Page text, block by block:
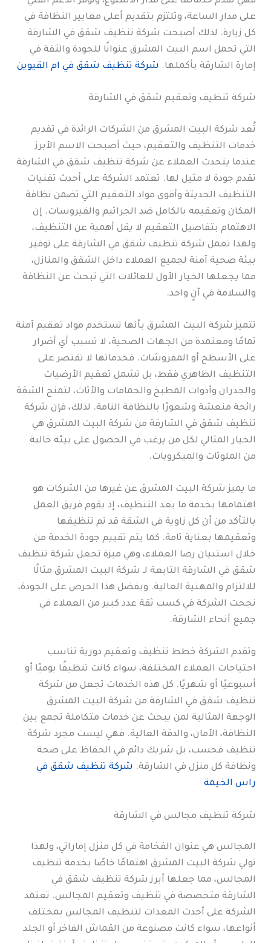
على مدار الساعة، وتلتزم بتقديم أعلى معايير النظافة في
كل زيارة. لذلك أصبحت شركة تنظيف شقق في الشارقة
التي تحمل اسم البيت المشرق عنوانًا للجودة والثقة في
إمارة الشارقة بأكملها. شركة تنظيف شقق في ام القيوين
شركة تنظيف وتعقيم شقق في الشارقة
تُعد شركة البيت المشرق من الشركات الرائدة في تقديم
خدمات التنظيف والتعقيم، حيث أصبحت الاسم الأبرز
عندما يتحدث العملاء عن شركة تنظيف شقق في الشارقة
تقدم جودة لا مثيل لها. تعتمد الشركة على أحدث تقنيات
التنظيف الحديثة وأقوى مواد التعقيم التي تضمن نظافة
المكان وتعقيمه بالكامل ضد الجراثيم والفيروسات. إن
الاهتمام بتفاصيل التعقيم لا يقل أهمية عن التنظيف،
ولهذا تعمل شركة تنظيف شقق في الشارقة على توفير
بيئة صحية آمنة لجميع العملاء داخل الشقق والمنازل،
مما يجعلها الخيار الأول للعائلات التي تبحث عن النظافة
والسلامة في آنٍ واحد.
تتميز شركة البيت المشرق بأنها تستخدم مواد تعقيم آمنة
تمامًا ومعتمدة من الجهات الصحية، لا تسبب أي أضرار
على الأسطح أو المفروشات. فخدماتها لا تقتصر على
التنظيف الظاهري فقط، بل تشمل تعقيم الأرضيات
والجدران وأدوات المطبخ والحمامات والأثاث، لتمنح الشقة
رائحة منعشة وشعورًا بالنظافة التامة. لذلك، فإن شركة
تنظيف شقق في الشارقة من شركة البيت المشرق هي
الخيار المثالي لكل من يرغب في الحصول على بيئة خالية
من الملوثات والميكروبات.
ما يميز شركة البيت المشرق عن غيرها من الشركات هو
اهتمامها بخدمة ما بعد التنظيف، إذ يقوم فريق العمل
بالتأكد من أن كل زاوية في الشقة قد تم تنظيفها
وتعقيمها بعناية تامة. كما يتم تقييم جودة الخدمة من
خلال استبيان رضا العملاء، وهي ميزة تجعل شركة تنظيف
شقق في الشارقة التابعة لـ شركة البيت المشرق مثالًا
للالتزام والمهنية العالية. وبفضل هذا الحرص على الجودة،
نجحت الشركة في كسب ثقة عدد كبير من العملاء في
جميع أنحاء الشارقة.
وتقدم الشركة خطط تنظيف وتعقيم دورية تناسب
احتياجات العملاء المختلفة، سواء كانت تنظيفًا يوميًا أو
أسبوعيًا أو شهريًا. كل هذه الخدمات تجعل من شركة
تنظيف شقق في الشارقة من شركة البيت المشرق
الوجهة المثالية لمن يبحث عن خدمات متكاملة تجمع بين
النظافة، الأمان، والدقة العالية. فهي ليست مجرد شركة
تنظيف فحسب، بل شريك دائم في الحفاظ على صحة
ونظافة كل منزل في الشارقة. شركة تنظيف شقق في
راس الخيمة
شركة تنظيف مجالس في الشارقة
المجالس هي عنوان الفخامة في كل منزل إماراتي، ولهذا
تولي شركة البيت المشرق اهتمامًا خاصًا بخدمة تنظيف
المجالس، مما جعلها أبرز شركة تنظيف شقق في
الشارقة متخصصة في تنظيف وتعقيم المجالس. تعتمد
الشركة على أحدث المعدات لتنظيف المجالس بمختلف
أنواعها، سواء كانت مصنوعة من القماش الفاخر أو الجلد